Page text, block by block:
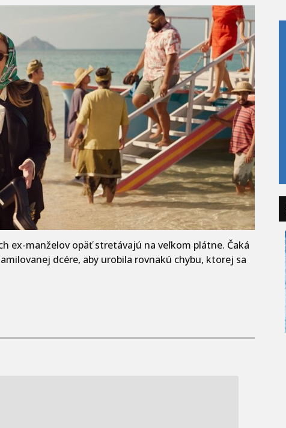
ex-manželov opäť stretávajú na veľkom plátne. Čaká
dcére, aby urobila rovnakú chybu, ktorej sa